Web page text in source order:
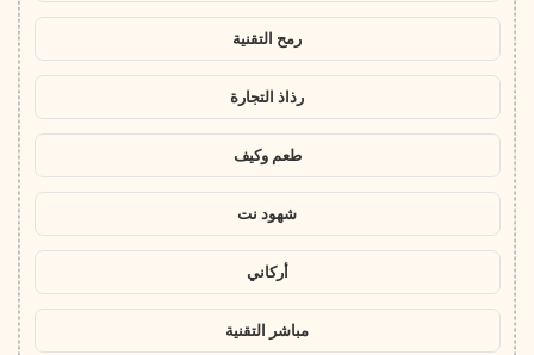
رمح التقنية
رذاذ التجارة
طعم وكيف
شهود نت
أركاني
مباشر التقنية